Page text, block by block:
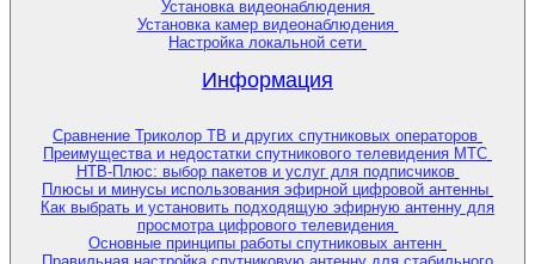
Установка видеонаблюдения
Установка камер видеонаблюдения
Настройка локальной сети
Информация
Сравнение Триколор ТВ и других спутниковых операторов
Преимущества и недостатки спутникового телевидения МТС
НТВ-Плюс: выбор пакетов и услуг для подписчиков
Плюсы и минусы использования эфирной цифровой антенны
Как выбрать и установить подходящую эфирную антенну для
просмотра цифрового телевидения
Основные принципы работы спутниковых антенн